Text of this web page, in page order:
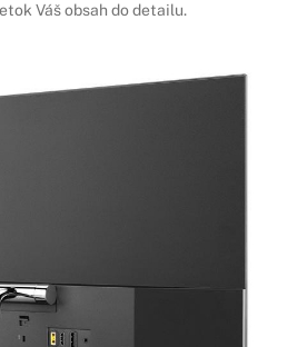
Váš obsah do detailu.